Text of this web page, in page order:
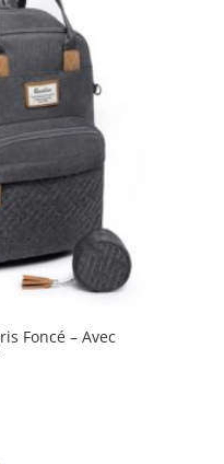
Foncé – Avec